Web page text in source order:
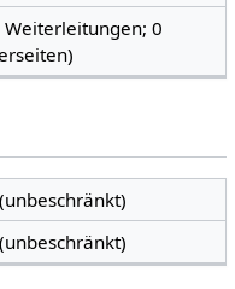
Weiterleitungen; 0